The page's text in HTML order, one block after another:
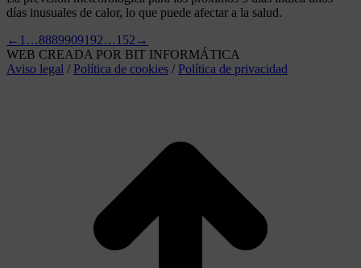
días inusuales de calor, lo que puede afectar a la salud.
← 1 …8889909192… 152 →
WEB CREADA POR BIT INFORMÁTICA
Aviso legal / Política de cookies / Política de privacidad